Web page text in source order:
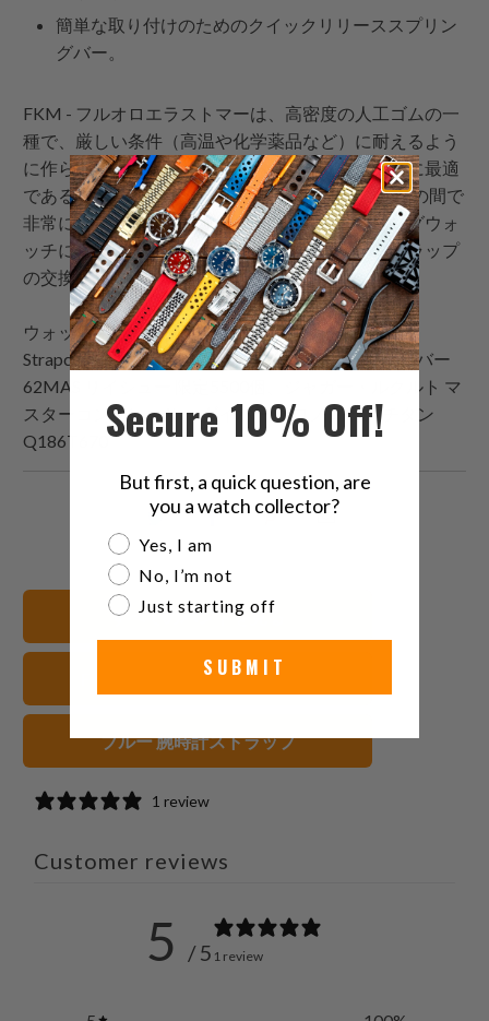
簡単な取り付けのためのクイックリリーススプリン
グバー。
FKM - フルオロエラストマーは、高密度の人工ゴムの一
種で、厳しい条件（高温や化学薬品など）に耐えるよう
に作られています。防水性があり、屋外での使用に最適
であるため、FKMストラップはダイバーや冒険者の間で
非常に人気があります。確かに、これはダイビングウォ
ッチに非常によく合う最高のゴム製ウォッチストラップ
の交換品の一つです。
ウォッチバンドルックブックデモウォッチ：
Strapcode：セイコー SPB149 プロスペックス ダイバー
62MAS リイシュー 限定5500個、ジャガー・ルクルト マ
スターコンプレッサー ダイバー クロノグラフ チタン
Q186T670
こ
の
内
容
有
す
Facebook
共
有
Pinterestこ
に
送
すべてのバンドを見る
FKMラバー 腕時計ストラップ
ブルー 腕時計ストラップ
1 review
Customer reviews
5 / 5 1 review
Secure 10% Off!
But first, a quick question, are
you a watch collector?
Are you a watch collector?
Yes, I am
No, I’m not
Just starting off
SUBMIT